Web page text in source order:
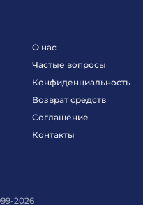
О нас
Частые вопросы
Конфиденциальность
Возврат средств
Соглашение
Контакты
2026